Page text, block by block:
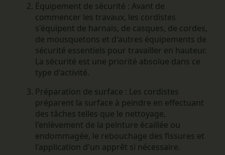
Équipement de sécurité : Avant de
commencer les travaux, les cordistes
s'équipent de harnais, de casques, de cordes,
de mousquetons et d'autres équipements de
sécurité essentiels pour travailler en hauteur.
La sécurité est une priorité absolue dans ce
type d'activité.
Préparation de surface : Les cordistes
préparent la surface à peindre en effectuant
des tâches telles que le nettoyage,
l'enlèvement de la peinture écaillée ou
endommagée, le rebouchage des fissures et
l'application d'un apprêt si nécessaire.